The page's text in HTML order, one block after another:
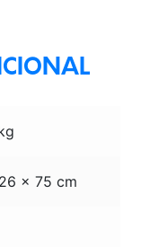
× 75 cm